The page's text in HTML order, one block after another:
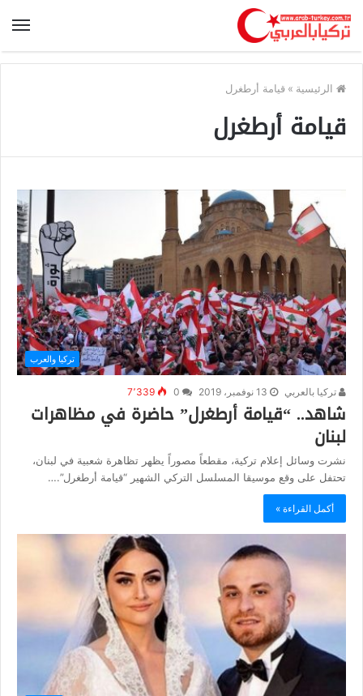
الرئيسية » قيامة أرطغرل
قيامة أرطغرل
تركيا والعرب
تركيا بالعربي 13 نوفمبر، 2019 7٬339
شاهد.. “قيامة أرطغرل” حاضرة في مظاهرات
لبنان
نشرت وسائل إعلام تركية، مقطعاً مصوراً يظهر تظاهرة شعبية في لبنان،
تحتفل على وقع موسيقا المسلسل التركي الشهير “قيامة أرطغرل”.…
أكمل القراءة »